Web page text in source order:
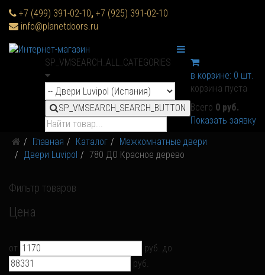
+7 (499) 391-02-10, +7 (925) 391-02-10
info@planetdoors.ru
в корзине: 0 шт.
корзина пуста
Всего 0 руб.
Показать заявку
SP_VMSEARCH_ALL_CATEGORIES
SP_VMSEARCH_SEARCH_BUTTON
Главная Каталог
Межкомнатные двери
Двери Luvipol
780 ДО Красное дерево
Фильтр товаров
Цена
от руб. до
руб.